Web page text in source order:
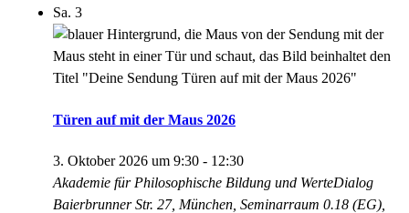
Sa. 3
Türen auf mit der Maus 2026
3. Oktober 2026 um 9:30 - 12:30
Akademie für Philosophische Bildung und WerteDialog
Baierbrunner Str. 27, München, Seminarraum 0.18 (EG),